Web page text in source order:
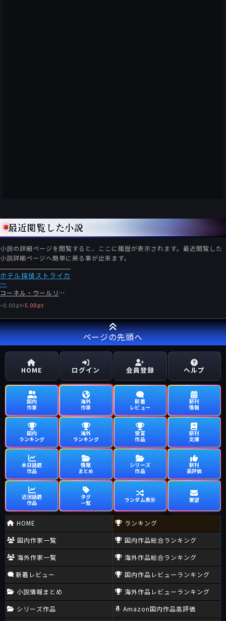
最近閲覧した小説
小説の詳細ページを閲覧すると、ここに履歴が表示されます。最近閲覧した
小説詳細ページへ簡単に戻る事が出来ます。
ホテル探偵ストライカ
ー
コーネル・ウールリッチ
-0.00pt-5.00pt
ページの先頭へ
HOME ログイン 会員登録 ヘルプ
国内
作家
海外
作家
新着
レビュー
新刊
情報
国内
ランキング
海外
ランキング
受賞
作品
新刊
文庫
本日話題
作品
情報
まとめ
シリーズ
作品
新刊
高評価
近況話題
作品
タグ
一覧
ランダム表示 要望
HOME
国内作家一覧
海外作家一覧
新着レビュー
小説情報まとめ
シリーズ作品
ランキング
国内作品総合ランキング
海外作品総合ランキング
国内作品レビューランキング
海外作品レビューランキング
Amazon国内作品高評価